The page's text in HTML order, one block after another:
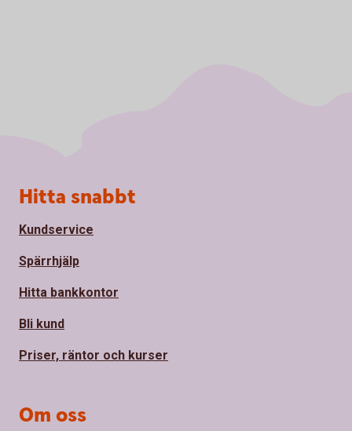
Sidfot
Hitta snabbt
Kundservice
Spärrhjälp
Hitta bankkontor
Bli kund
Priser, räntor och kurser
Om oss